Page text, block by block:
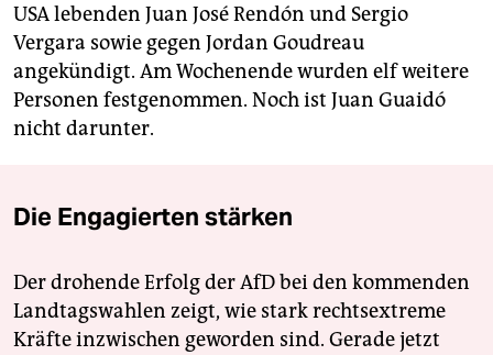
USA lebenden Juan José Rendón und Sergio
Vergara sowie gegen Jordan Goudreau
angekündigt. Am Wochenende wurden elf weitere
Personen festgenommen. Noch ist Juan Guaidó
nicht darunter.
Die Engagierten stärken
Der drohende Erfolg der AfD bei den kommenden
Landtagswahlen zeigt, wie stark rechtsextreme
Kräfte inzwischen geworden sind. Gerade jetzt